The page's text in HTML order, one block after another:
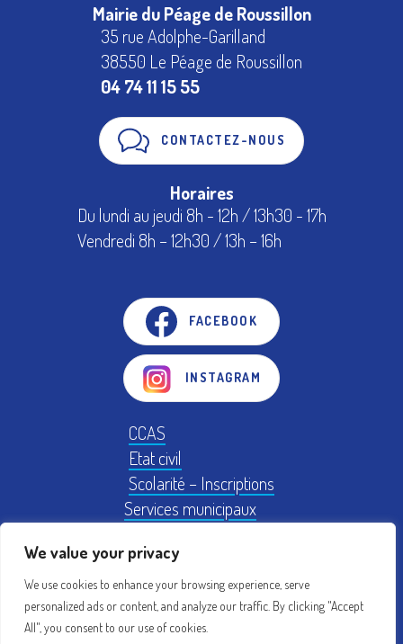
We value your privacy
We use cookies to enhance your browsing experience, serve
personalized ads or content, and analyze our traffic. By clicking "Accept
All", you consent to our use of cookies.
Mairie du Péage de Roussillon
35 rue Adolphe-Garilland
38550 Le Péage de Roussillon
04 74 11 15 55
CONTACTEZ-NOUS
Horaires
Du lundi au jeudi 8h - 12h / 13h30 - 17h
Vendredi 8h – 12h30 / 13h – 16h
FACEBOOK
INSTAGRAM
CCAS
Etat civil
Scolarité – Inscriptions
Services municipaux
Plan Local d'Urbanisme
Mentions légales